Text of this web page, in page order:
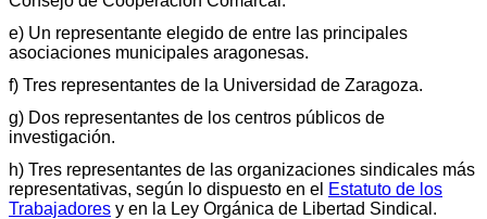
e) Un representante elegido de entre las principales
asociaciones municipales aragonesas.
f) Tres representantes de la Universidad de Zaragoza.
g) Dos representantes de los centros públicos de
investigación.
h) Tres representantes de las organizaciones sindicales más
representativas, según lo dispuesto en el Estatuto de los
Trabajadores y en la Ley Orgánica de Libertad Sindical.